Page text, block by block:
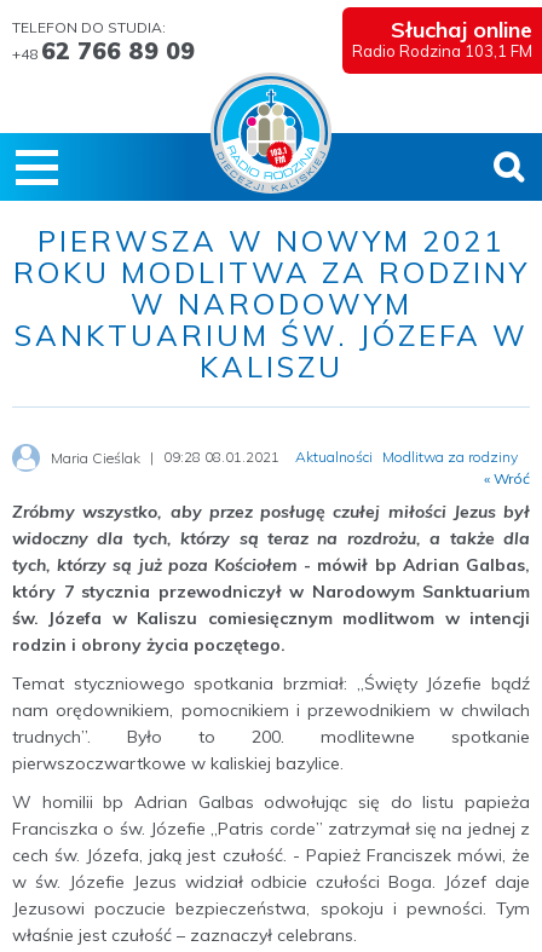
TELEFON DO STUDIA:
+48 62 766 89 09
Słuchaj online
Radio Rodzina 103,1 FM
PIERWSZA W NOWYM 2021
ROKU MODLITWA ZA RODZINY
W NARODOWYM
SANKTUARIUM ŚW. JÓZEFA W
KALISZU
Maria Cieślak 09:28 08.01.2021 Aktualności
Modlitwa za rodziny
« Wróć
Zróbmy wszystko, aby przez posługę czułej miłości Jezus był
widoczny dla tych, którzy są teraz na rozdrożu, a także dla
tych, którzy są już poza Kościołem - mówił bp Adrian Galbas,
który 7 stycznia przewodniczył w Narodowym Sanktuarium
św. Józefa w Kaliszu comiesięcznym modlitwom w intencji
rodzin i obrony życia poczętego.
Temat styczniowego spotkania brzmiał: „Święty Józefie bądź
nam orędownikiem, pomocnikiem i przewodnikiem w chwilach
trudnych”. Było to 200. modlitewne spotkanie
pierwszoczwartkowe w kaliskiej bazylice.
W homilii bp Adrian Galbas odwołując się do listu papieża
Franciszka o św. Józefie „Patris corde” zatrzymał się na jednej z
cech św. Józefa, jaką jest czułość. - Papież Franciszek mówi, że
w św. Józefie Jezus widział odbicie czułości Boga. Józef daje
Jezusowi poczucie bezpieczeństwa, spokoju i pewności. Tym
właśnie jest czułość – zaznaczył celebrans.